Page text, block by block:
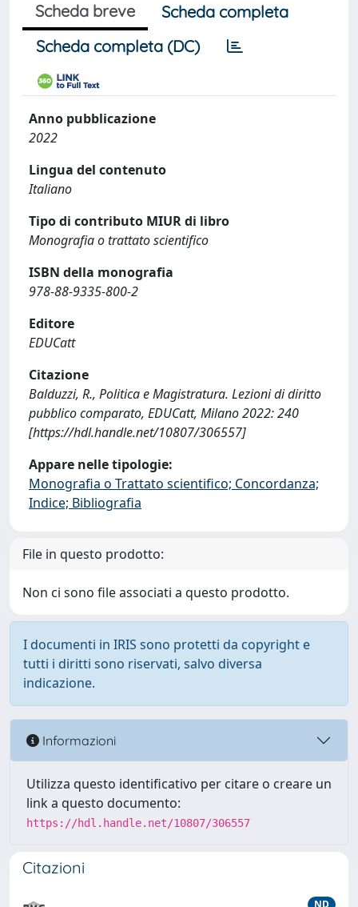
Scheda breve
Scheda completa
Scheda completa (DC)
Anno pubblicazione
2022
Lingua del contenuto
Italiano
Tipo di contributo MIUR di libro
Monografia o trattato scientifico
ISBN della monografia
978-88-9335-800-2
Editore
EDUCatt
Citazione
Balduzzi, R., Politica e Magistratura. Lezioni di diritto
pubblico comparato, EDUCatt, Milano 2022: 240
[https://hdl.handle.net/10807/306557]
Appare nelle tipologie:
Monografia o Trattato scientifico; Concordanza;
Indice; Bibliografia
File in questo prodotto:
Non ci sono file associati a questo prodotto.
I documenti in IRIS sono protetti da copyright e
tutti i diritti sono riservati, salvo diversa
indicazione.
Informazioni
Utilizza questo identificativo per citare o creare un
link a questo documento:
https://hdl.handle.net/10807/306557
Citazioni